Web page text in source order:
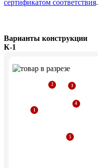
сертификатом соответствия.
Варианты конструкции
К-1